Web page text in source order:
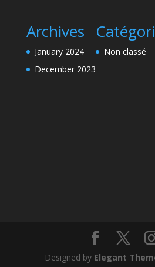
Archives
January 2024
December 2023
Non classé
Designed by Elegant